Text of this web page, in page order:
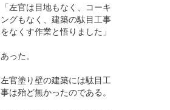
「左官は目地もなく、コーキ
ングもなく、建築の駄目工事
をなくす作業と悟りました」
あった。
左官塗り壁の建築には駄目工
事は殆ど無かったのである。